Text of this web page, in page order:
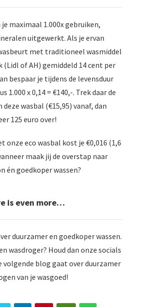
maximaal 1.000x gebruiken,
uitgewerkt. Als je ervan
met traditioneel wasmiddel
(Lidl of AH) gemiddeld 14 cent per
bespaar je tijdens de levensduur
1.000 x 0,14 = €140,-. Trek daar de
wasbal (€15,95) vanaf, dan
125 euro over!
onze eco wasbal kost je €0,016 (1,6
maak jij de overstap naar
én goedkoper wassen?
is even more…
duurzamer en goedkoper wassen.
wasdroger? Houd dan onze socials
volgende blog gaat over duurzamer
van je wasgoed!